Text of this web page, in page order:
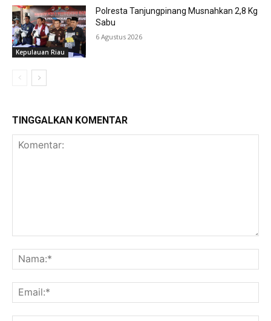
Kepulauan Riau
Polresta Tanjungpinang Musnahkan 2,8 Kg
Sabu
6 Agustus 2026
TINGGALKAN KOMENTAR